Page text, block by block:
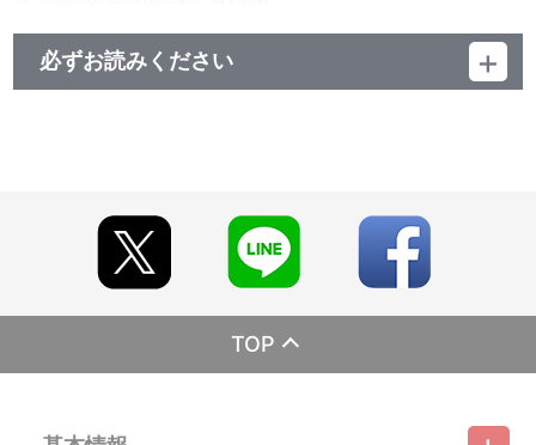
必ずお読みください
3枚購入し応募いただいた方全員に、各ブルーレイ特典の＜メモリ
アルアクリルクリップ＞と＜ミニミニポスターシール＞を飾るため
の“３０周年記念！オラの映画展覧会セット”（メモリアルアクリル
ジオラマ）をプレゼントいたします。 ご自身のお好みの組み合わせ
で、映画展覧会が作れるジオラマです。 【第1弾】第1作～第9作か
ら3枚購入し応募いただいた方全員に“３０周年記念！オラの映画展
覧会セット”（メモリアルアクリルジオラマ・シロ）をプレゼン
ト。 【第2弾】第10作～第19作から3枚購入し応募いただいた方全
TOP